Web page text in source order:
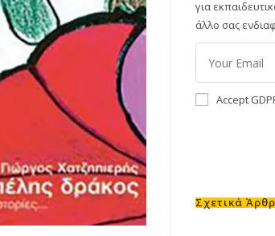
για
άλλο σας
Accept
Σχετικά